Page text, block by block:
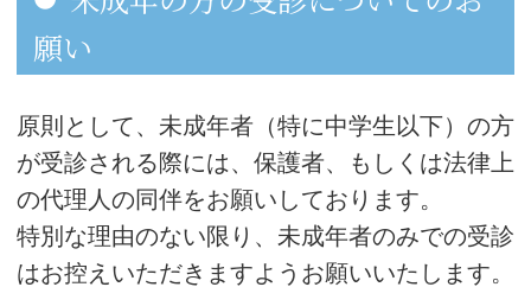
願い
原則として、未成年者（特に中学生以下）の方
が受診される際には、保護者、もしくは法律上
の代理人の同伴をお願いしております。
特別な理由のない限り、未成年者のみでの受診
はお控えいただきますようお願いいたします。